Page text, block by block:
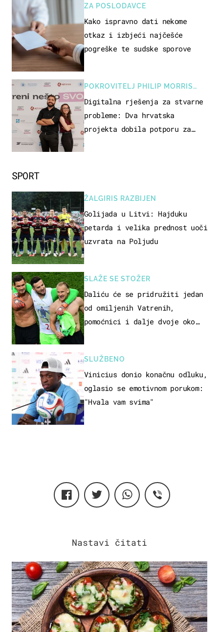
SPORT
ŽALGIRIS RAZBIJEN
Golijada u Litvi: Hajduku
petarda i velika prednost uoči
uzvrata na Poljudu
SLAŽE SE STOŽER
Daliću će se pridružiti jedan
od omiljenih Vatrenih,
pomoćnici i dalje dvoje oko
SLUŽBENO
Vinicius donio konačnu odluku,
oglasio se emotivnom porukom:
"Hvala vam svima"
ZA POSLODAVCE
Kako ispravno dati nekome
otkaz i izbjeći najčešće
pogreške te sudske sporove
POKROVITELJ PHILIP MORRIS
ZAGREB
Digitalna rješenja za stvarne
probleme: Dva hrvatska
projekta dobila potporu za